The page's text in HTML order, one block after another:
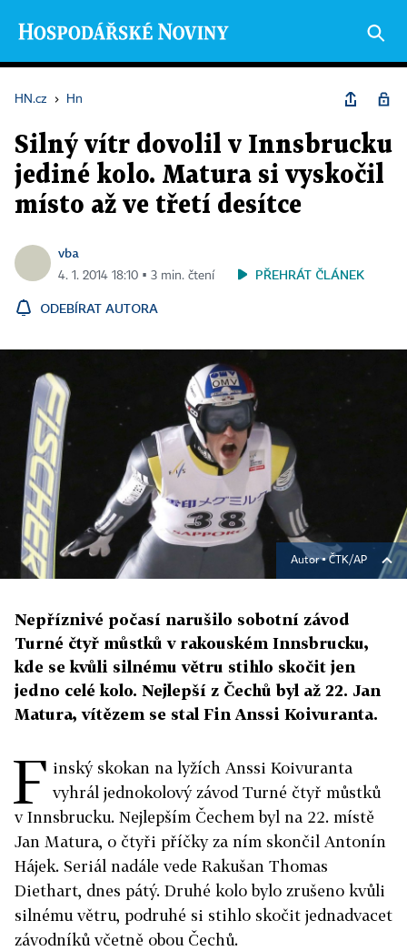
HN.cz › Hn
Silný vítr dovolil v Innsbrucku
jediné kolo. Matura si vyskočil
místo až ve třetí desítce
vba
4. 1. 2014 18:10 ▪ 3 min. čtení PŘEHRÁT ČLÁNEK
ODEBÍRAT AUTORA
Autor ▪ČTK/AP
Nepříznivé počasí narušilo sobotní závod
Turné čtyř můstků v rakouském Innsbrucku,
kde se kvůli silnému větru stihlo skočit jen
jedno celé kolo. Nejlepší z Čechů byl až 22. Jan
Matura, vítězem se stal Fin Anssi Koivuranta.
F inský skokan na lyžích Anssi Koivuranta
vyhrál jednokolový závod Turné čtyř můstků
v Innsbrucku. Nejlepším Čechem byl na 22. místě
Jan Matura, o čtyři příčky za ním skončil Antonín
Hájek. Seriál nadále vede Rakušan Thomas
Diethart, dnes pátý. Druhé kolo bylo zrušeno kvůli
silnému větru, podruhé si stihlo skočit jednadvacet
závodníků včetně obou Čechů.